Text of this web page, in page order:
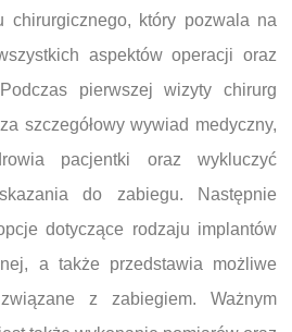
chirurgicznego, który pozwala na
aspektów operacji oraz
pierwszej wizyty chirurg
szczegółowy wywiad medyczny,
pacjentki oraz wykluczyć
do zabiegu. Następnie
dotyczące rodzaju implantów
a także przedstawia możliwe
z zabiegiem. Ważnym